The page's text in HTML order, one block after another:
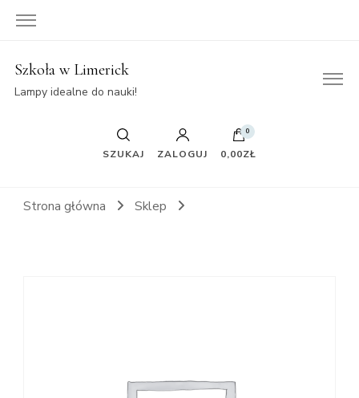
Szkoła w Limerick
Lampy idealne do nauki!
SZUKAJ ZALOGUJ
0
0,00ZŁ
Strona główna Sklep